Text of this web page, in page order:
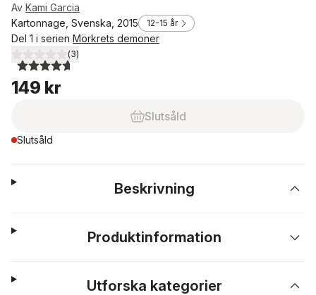
Av Kami Garcia
Kartonnage, Svenska, 2015
12-15 år
Del 1 i serien Mörkrets demoner
4,7utav 5 stjärnor. Totalt antal röster:
(3)
149 kr
Slutsåld
Slutsåld
Beskrivning
Produktinformation
Utforska kategorier